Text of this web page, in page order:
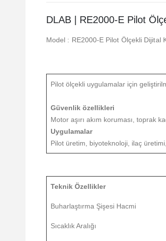
DLAB | RE2000-E Pilot
Model : RE2000-E Pilot Ölçekli Dijital
Pilot ölçekli uygulamalar için
Güvenlik özellikleri
Motor aşırı akım koruması, toprak
Uygulamalar
Pilot üretim, biyoteknoloji, ilaç
Teknik Özellikler
Buharlaştırma Şişesi Hacmi
Sıcaklık Aralığı